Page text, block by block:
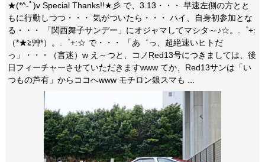
★(*^-ﾟ)v Special Thanks!!★彡 で、3.13・・・ 早速左側の方とと
もに行動しつつ・・・ 気がついたら・・・ ハイ、自身初参加とな
る・・・ 「関西舞子サンデー」にオジャマしてマシタ～♪☆。.゜+:
（*★≧艸*）。.゜+:☆ で・・・ 「あ゛っ、超絶速いヒトだ
っ」・・・（言迷）w え～つと、コノRed13号につきましては、後
日フィーチャーさせていただきますwww てか、Red13サンは「い
つもの芦有」からココへwww モチロン銀スマも ...